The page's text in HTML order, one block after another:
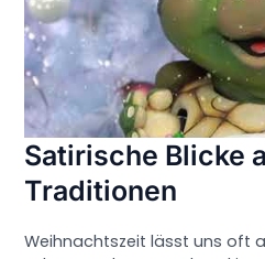
Satirische Blicke
Traditionen
Weihnachtszeit lässt uns oft